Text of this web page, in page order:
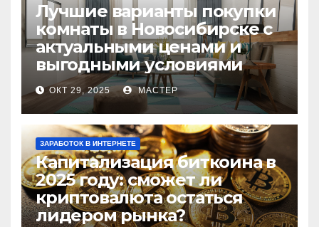
Лучшие варианты покупки
комнаты в Новосибирске с
актуальными ценами и
выгодными условиями
ОКТ 29, 2025 МАСТЕР
ЗАРАБОТОК В ИНТЕРНЕТЕ
Капитализация биткоина в
2025 году: сможет ли
криптовалюта остаться
лидером рынка?